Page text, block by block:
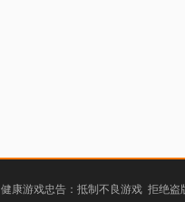
健康游戏忠告：抵制不良游戏 拒绝